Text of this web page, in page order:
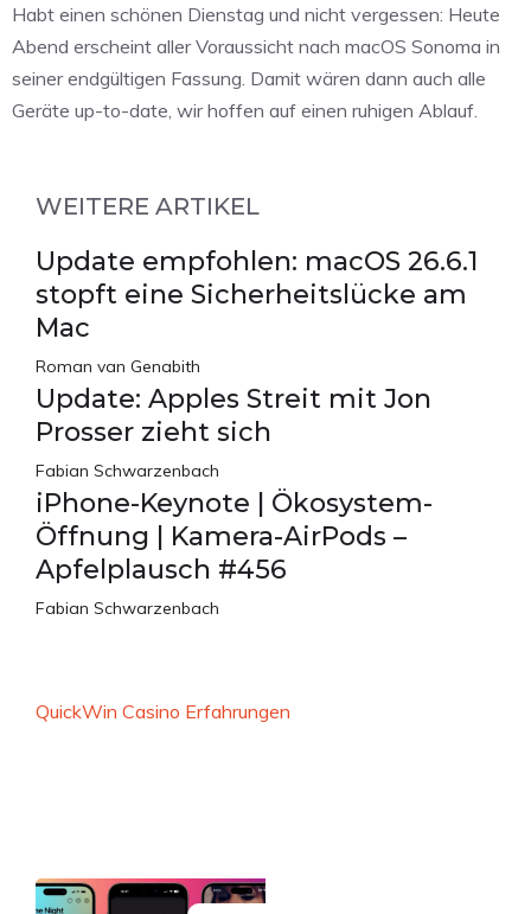
Habt einen schönen Dienstag und nicht vergessen: Heute
Abend erscheint aller Voraussicht nach macOS Sonoma in
seiner endgültigen Fassung. Damit wären dann auch alle
Geräte up-to-date, wir hoffen auf einen ruhigen Ablauf.
WEITERE ARTIKEL
Update empfohlen: macOS 26.6.1
stopft eine Sicherheitslücke am
Mac
Roman van Genabith
Update: Apples Streit mit Jon
Prosser zieht sich
Fabian Schwarzenbach
iPhone-Keynote | Ökosystem-
Öffnung | Kamera-AirPods –
Apfelplausch #456
Fabian Schwarzenbach
QuickWin Casino Erfahrungen